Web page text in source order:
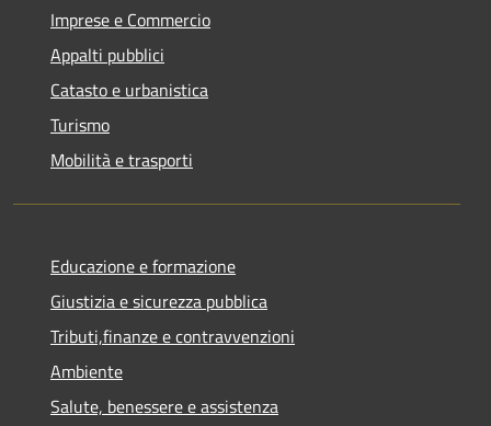
Imprese e Commercio
Appalti pubblici
Catasto e urbanistica
Turismo
Mobilità e trasporti
Educazione e formazione
Giustizia e sicurezza pubblica
Tributi,finanze e contravvenzioni
Ambiente
Salute, benessere e assistenza